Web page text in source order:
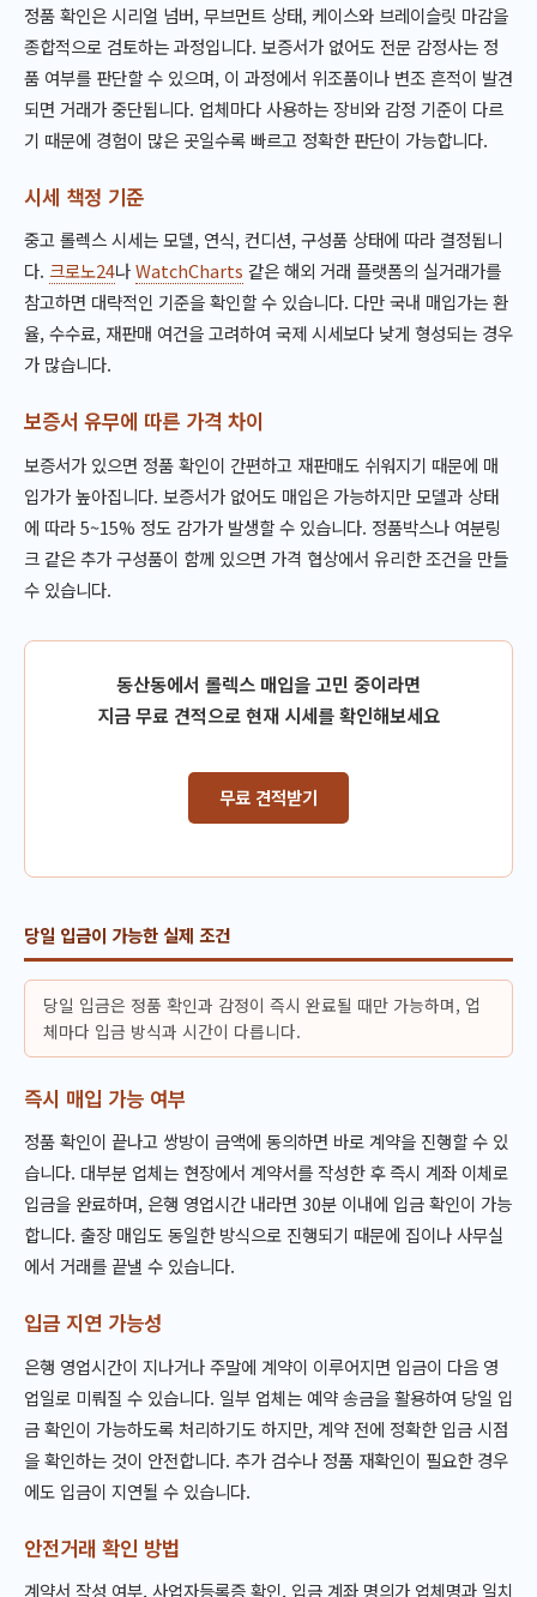
정품 확인은 시리얼 넘버, 무브먼트 상태, 케이스와 브레이슬릿 마감을
종합적으로 검토하는 과정입니다. 보증서가 없어도 전문 감정사는 정
품 여부를 판단할 수 있으며, 이 과정에서 위조품이나 변조 흔적이 발견
되면 거래가 중단됩니다. 업체마다 사용하는 장비와 감정 기준이 다르
기 때문에 경험이 많은 곳일수록 빠르고 정확한 판단이 가능합니다.
시세 책정 기준
중고 롤렉스 시세는 모델, 연식, 컨디션, 구성품 상태에 따라 결정됩니
다. 크로노24나WatchCharts 같은 해외 거래 플랫폼의 실거래가를
참고하면 대략적인 기준을 확인할 수 있습니다. 다만 국내 매입가는 환
율, 수수료, 재판매 여건을 고려하여 국제 시세보다 낮게 형성되는 경우
가 많습니다.
보증서 유무에 따른 가격 차이
보증서가 있으면 정품 확인이 간편하고 재판매도 쉬워지기 때문에 매
입가가 높아집니다. 보증서가 없어도 매입은 가능하지만 모델과 상태
에 따라 5~15% 정도 감가가 발생할 수 있습니다. 정품박스나 여분링
크 같은 추가 구성품이 함께 있으면 가격 협상에서 유리한 조건을 만들
수 있습니다.
동산동에서 롤렉스 매입을 고민 중이라면
지금 무료 견적으로 현재 시세를 확인해보세요
무료 견적받기
당일 입금이 가능한 실제 조건
당일 입금은 정품 확인과 감정이 즉시 완료될 때만 가능하며, 업
체마다 입금 방식과 시간이 다릅니다.
즉시 매입 가능 여부
정품 확인이 끝나고 쌍방이 금액에 동의하면 바로 계약을 진행할 수 있
습니다. 대부분 업체는 현장에서 계약서를 작성한 후 즉시 계좌 이체로
입금을 완료하며, 은행 영업시간 내라면 30분 이내에 입금 확인이 가능
합니다. 출장 매입도 동일한 방식으로 진행되기 때문에 집이나 사무실
에서 거래를 끝낼 수 있습니다.
입금 지연 가능성
은행 영업시간이 지나거나 주말에 계약이 이루어지면 입금이 다음 영
업일로 미뤄질 수 있습니다. 일부 업체는 예약 송금을 활용하여 당일 입
금 확인이 가능하도록 처리하기도 하지만, 계약 전에 정확한 입금 시점
을 확인하는 것이 안전합니다. 추가 검수나 정품 재확인이 필요한 경우
에도 입금이 지연될 수 있습니다.
안전거래 확인 방법
계약서 작성 여부, 사업자등록증 확인, 입금 계좌 명의가 업체명과 일치